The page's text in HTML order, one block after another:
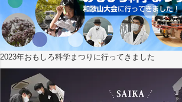
2023年おもしろ科学まつりに行ってきました